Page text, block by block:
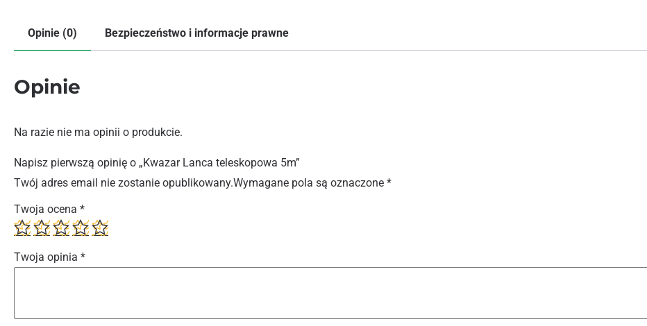
Opinie (0) Bezpieczeństwo i informacje prawne
Opinie
Na razie nie ma opinii o produkcie.
Napisz pierwszą opinię o „Kwazar Lanca teleskopowa 5m”
Twój adres email nie zostanie opublikowany.Wymagane pola są oznaczone *
Twoja ocena *
Twoja opinia *